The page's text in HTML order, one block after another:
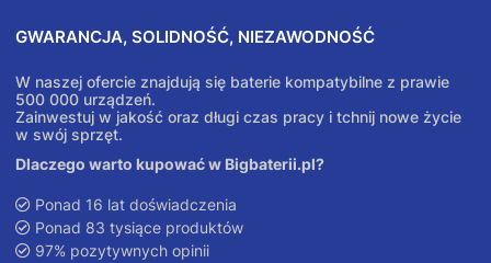
GWARANCJA, SOLIDNOŚĆ, NIEZAWODNOŚĆ
W naszej ofercie znajdują się baterie kompatybilne z prawie
500 000 urządzeń.
Zainwestuj w jakość oraz długi czas pracy i tchnij nowe życie
w swój sprzęt.
Dlaczego warto kupować w Bigbaterii.pl?
Ponad 16 lat doświadczenia
Ponad 83 tysiące produktów
97% pozytywnych opinii